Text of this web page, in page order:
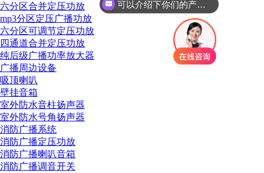
六分区合并定压功放
mp3分区定压广播功放
六分区可调节定压功放
四通道合并定压功放
纯后级广播功率放大器
广播周边设备
吸顶喇叭
壁挂音箱
室外防水音柱扬声器
室外防水号角扬声器
消防广播系统
消防广播定压功放
消防广播喇叭音箱
消防广播调音开关
你们是怎么收费的呢